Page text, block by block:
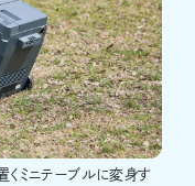
くミニテーブルに変身す